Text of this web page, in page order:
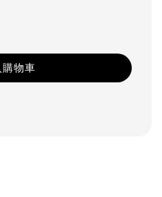
購物車